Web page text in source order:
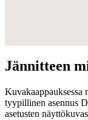
Jännitteen
tyypillinen asennus
asetusten